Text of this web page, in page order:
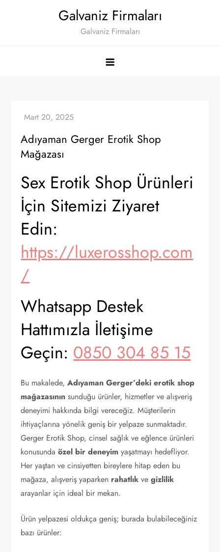
Galvaniz Firmaları
Galvaniz Firmaları
Adıyaman Gerger Erotik Shop
Mağazası
Sex Erotik Shop Ürünleri
İçin Sitemizi Ziyaret
Edin:
https://luxerosshop.com
/
Whatsapp Destek
Hattımızla İletişime
Geçin:0850 304 85 15
Bu makalede,Adıyaman Gerger’deki erotik shop
mağazasının sunduğu ürünler, hizmetler ve alışveriş
deneyimi hakkında bilgi vereceğiz. Müşterilerin
ihtiyaçlarına yönelik geniş bir yelpaze sunmaktadır.
Gerger Erotik Shop, cinsel sağlık ve eğlence ürünleri
konusundaözel bir deneyim yaşatmayı hedefliyor.
Her yaştan ve cinsiyetten bireylere hitap eden bu
mağaza, alışveriş yaparken rahatlık vegizlilik
arayanlar için ideal bir mekan.
Ürün yelpazesi oldukça geniş; burada bulabileceğiniz
bazı ürünler: